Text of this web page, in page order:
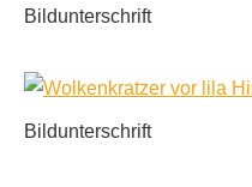
Bildunterschrift
Bildunterschrift